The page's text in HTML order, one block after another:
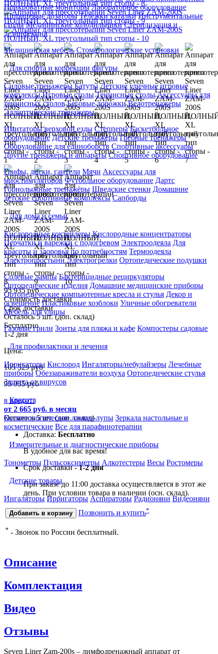
Прикроватные мониторы Лабораторное оборудование
Шприцевые дозаторы Тележки каталки Инструментальные
столы Медицинские холодильники Стерилизация и
дезинфекция
Медицинская мебель Стоматологические установки
Для спорта и коррекции фигуры
Силовые тренажеры Батуты Детские уличные игровые
комплексы Игровые столы Теннисные столы Аксессуары для
теннисных столов Беговые дорожки Велотренажеры
Эллиптические тренажеры
Имитаторы верховой езды Степперы Баскетбольное
оборудование Детские тренажеры Гребные тренажеры
Оборудование для единоборств Спортивные аксессуары
Другие тренажеры и аппараты Спортивное оборудование
Грифы, диски, гантели Мячи Аксессуары для
миостимуляторов Футбольное оборудование Дартс
Горнолыжные тренажёры Шведские стенки Домашние
детские спортивные комплексы Сапборды
Для дома и семьи
Кислородные коктейлеры Кислородные концентраторы
Перчатки и варежки с подогревом Электроодеяла Для
красоты и здоровья по потребностям Термоодеяла
Электропростыни Электрогрелки Ортопедические подушки
Солевые лампы Бактерицидные рециркуляторы
Ортопедические изделия Домашние медицинские приборы
Ортопедические компьютерные кресла и стулья Декор и
освещение Пластиковые хозблоки Уличные обогреватели
Мебель для улицы
Газовые грили Зонты для пляжа и кафе Компостеры садовые
Для профилактики и лечения
Ирригаторы Кислород Ингаляторы/небулайзеры Лечебные
приборы Обеззараживатели воздуха Ортопедические стулья
Защита от вирусов
Красота
Косметологические лампы-лупы Зеркала настольные и
косметические Все для парафинотерапии
Измерительные и диагностические приборы
Тонометры Пульсоксиметры Алкотестеры Весы Ростомеры
Детские товары
Ингаляторы Ирригаторы Аспираторы Радионяни Видеоняни
95 935 руб
Стоимость доставки
Срок доставки
Осталось 5 шт. (доп. склад)
Бесплатно
1-2 дня
Цена:
105 529руб
95 935руб
в кредит:
от 2 665 руб. в месяц
Осталось 5 шт. (доп. склад)
Доставка: Бесплатно
В удобное для вас время!
Срок доставки -1-2 дня
При заказе до 11:00 доставка осуществляется в этот же
день. При условии товара в наличии (осн. склад).
Добавить в корзину Позвонить и купить*
* - Звонок по России бесплатный.
Описание
Комплектация
Видео
Отзывы
Seven Liner Zam-200s – лимфодренажный аппарат от